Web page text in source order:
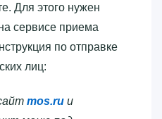
Для этого нужен
сервисе приема
по отправке
лиц:
mos.ru и